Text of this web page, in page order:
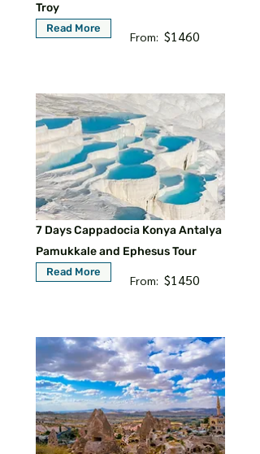
Troy
Read More
From: $1460
7 Days Cappadocia Konya Antalya
Pamukkale and Ephesus Tour
Read More
From: $1450